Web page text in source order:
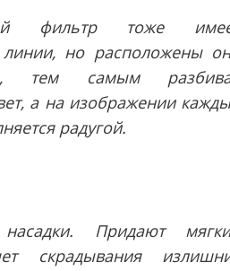
фильтр тоже
но расположены
тем самым
а на изображении
радугой.
Придают
скрадывания